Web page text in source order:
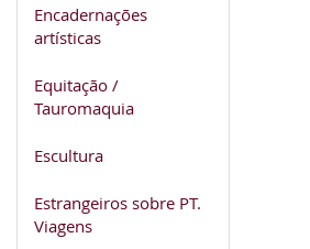
Encadernações
artísticas
Equitação /
Tauromaquia
Escultura
Estrangeiros sobre PT.
Viagens